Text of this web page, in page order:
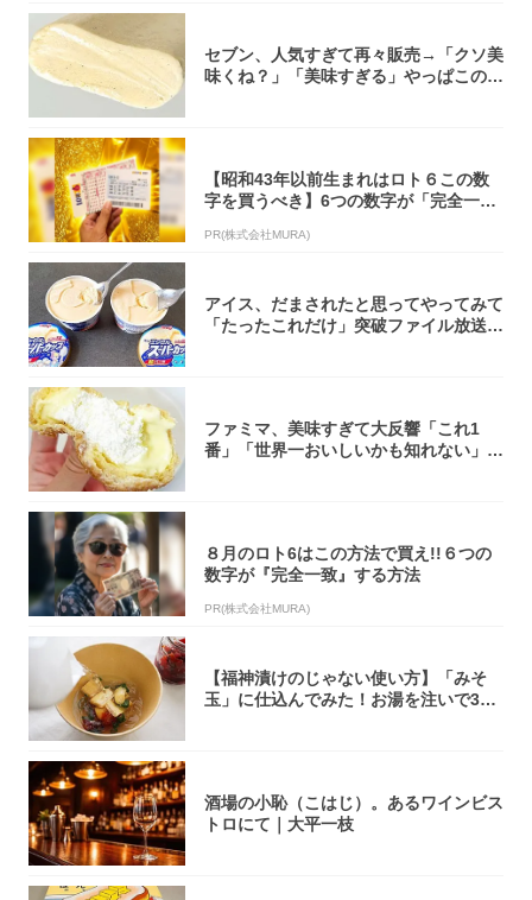
セブン、人気すぎて再々販売→「クソ美
味くね？」「美味すぎる」やっぱこのク
【昭和43年以前生まれはロト６この数
字を買うべき】6つの数字が「完全一
PR(株式会社MURA)
アイス、だまされたと思ってやってみて
「たったこれだけ」突破ファイル放送で
ファミマ、美味すぎて大反響「これ1
番」「世界一おいしいかも知れない」
８月のロト6はこの方法で買え!!６つの
数字が『完全一致』する方法
PR(株式会社MURA)
【福神漬けのじゃない使い方】「みそ
玉」に仕込んでみた！お湯を注いで30
酒場の小恥（こはじ）。あるワインビス
トロにて｜大平一枝